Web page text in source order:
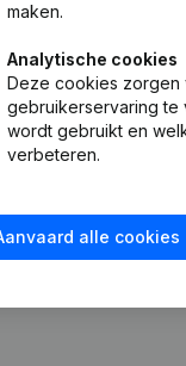
maken.
Analytische cookies
Deze cookies zorgen
gebruikerservaring te
wordt gebruikt en
verbeteren.
alle cookies
248D,